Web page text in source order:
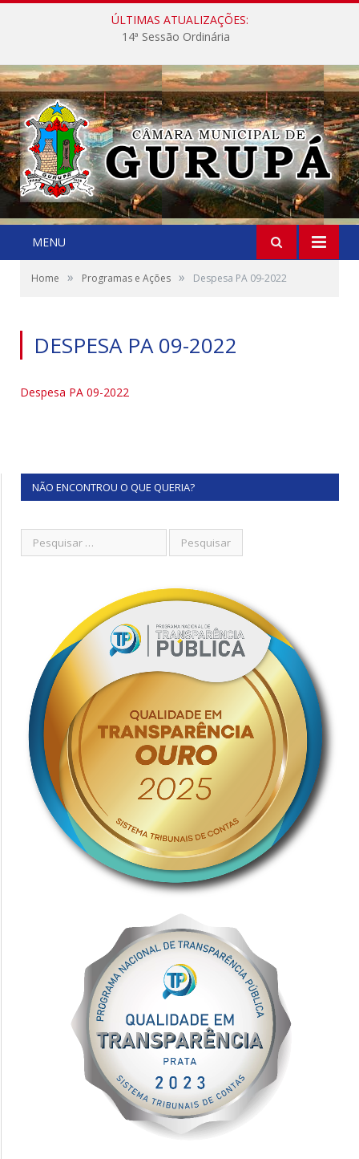
ÚLTIMAS ATUALIZAÇÕES:
14ª Sessão Ordinária
MENU
Home » Programas e Ações » Despesa PA 09-2022
DESPESA PA 09-2022
Despesa PA 09-2022
NÃO ENCONTROU O QUE QUERIA?